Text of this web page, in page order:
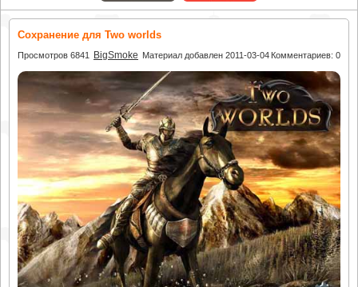
Сохранение для Two worlds
Просмотров 6841 BigSmoke Материал добавлен 2011-03-04 Комментариев: 0